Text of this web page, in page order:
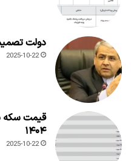
دولت
2025-10-22
۱۴۰۴
2025-10-22